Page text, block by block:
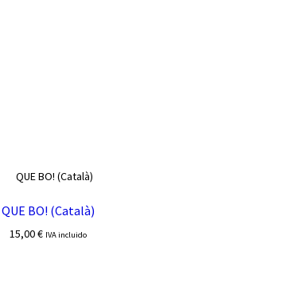
QUE BO! (Català)
15,00€ IVA incluido